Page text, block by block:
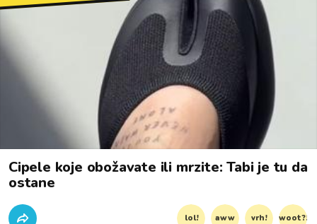
Cipele koje obožavate ili mrzite: Tabi je tu da
ostane
lol! aww vrh! woot?!